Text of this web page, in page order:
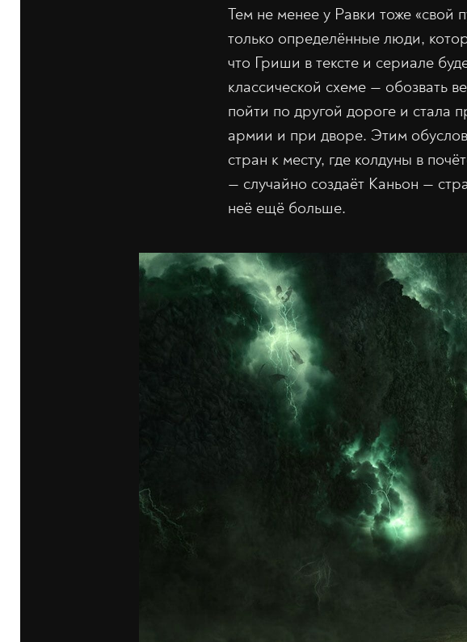
Тем не менее у Равки тоже «свой
только определённые люди,
что Гриши в тексте и сериале
классической схеме — обозвать
пойти по другой дороге и стала
армии и при дворе. Этим
стран к месту, где колдуны в
— случайно создаёт Каньон —
неё ещё больше.